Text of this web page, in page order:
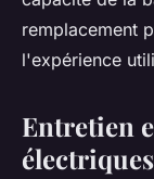
remplacement
l'expérience
Entretien
électriques